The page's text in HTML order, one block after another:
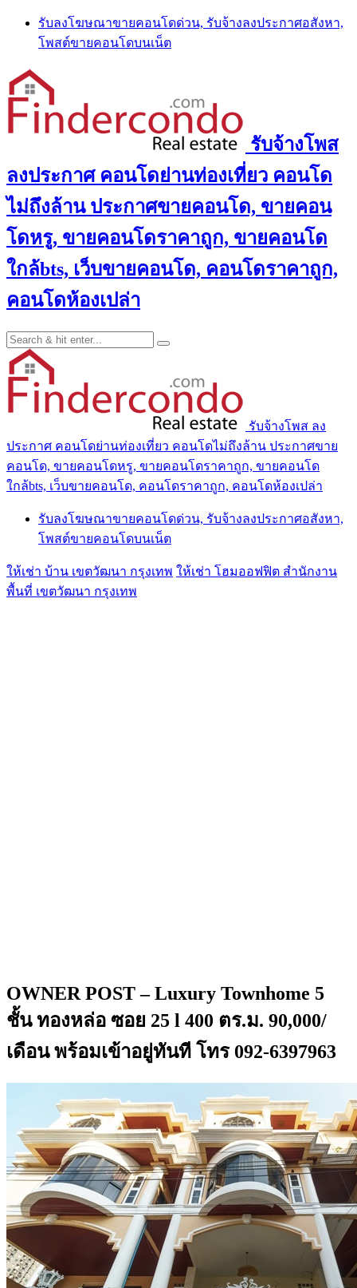
Skip
content
รับลงโฆษณาขายคอนโดด่วน, รับจ้างลงประกาศอสังหา,
โพสต์ขายคอนโดบนเน็ต
รับจ้างโพส
ลงประกาศ คอนโดย่านท่องเที่ยว คอนโด
ไม่ถึงล้าน ประกาศขายคอนโด, ขายคอน
โดหรู, ขายคอนโดราคาถูก, ขายคอนโด
ใกล้bts, เว็บขายคอนโด, คอนโดราคาถูก,
คอนโดห้องเปล่า
รับจ้างโพส ลง
ประกาศ คอนโดย่านท่องเที่ยว คอนโดไม่ถึงล้าน ประกาศขาย
คอนโด, ขายคอนโดหรู, ขายคอนโดราคาถูก, ขายคอนโด
ใกล้bts, เว็บขายคอนโด, คอนโดราคาถูก, คอนโดห้องเปล่า
รับลงโฆษณาขายคอนโดด่วน, รับจ้างลงประกาศอสังหา,
โพสต์ขายคอนโดบนเน็ต
ให้เช่า บ้าน เขตวัฒนา กรุงเทพ ให้เช่า โฮมออฟฟิต สำนักงาน
พื้นที่ เขตวัฒนา กรุงเทพ
OWNER POST – Luxury Townhome 5
ชั้น ทองหล่อ ซอย 25 l 400 ตร.ม. 90,000/
เดือน พร้อมเข้าอยู่ทันที โทร 092-6397963